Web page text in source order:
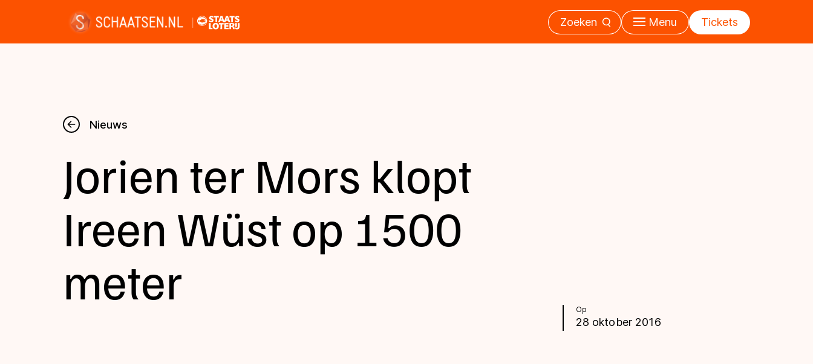
Zoeken Menu Tickets
Nieuws
Kalender
Disciplines
Uitslagen
Tijden & historie
Nieuws
Op
28 oktober 2016
Jorien ter Mors klopt
Ireen Wüst op 1500
meter